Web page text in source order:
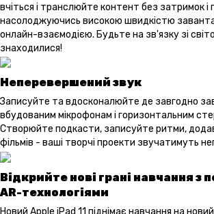
вчіться і транслюйте контент без затримок і
насолоджуючись високою швидкістю
онлайн-взаємодією. Будьте на зв'язку зі
знаходилися!
Неперевершений звук
Записуйте та вдосконалюйте де завгодно
вбудованим мікрофонам і горизонтальним
Створюйте подкасти, записуйте ритми,
фільмів - ваші творчі проекти звучатимуть
Відкрийте нові грані навчання з
AR-технологіями